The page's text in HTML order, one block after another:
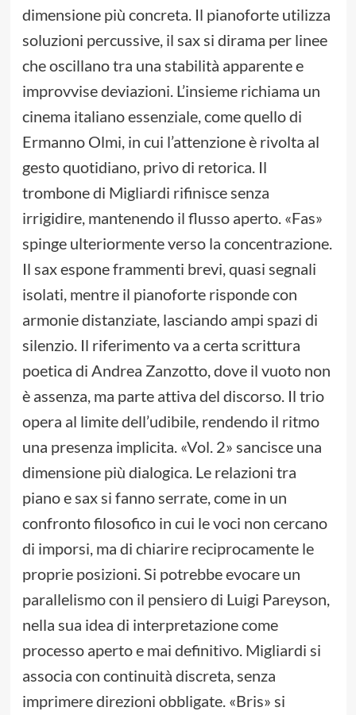
dimensione più concreta. Il pianoforte utilizza
soluzioni percussive, il sax si dirama per linee
che oscillano tra una stabilità apparente e
improvvise deviazioni. L’insieme richiama un
cinema italiano essenziale, come quello di
Ermanno Olmi, in cui l’attenzione è rivolta al
gesto quotidiano, privo di retorica. Il
trombone di Migliardi rifinisce senza
irrigidire, mantenendo il flusso aperto. «Fas»
spinge ulteriormente verso la concentrazione.
Il sax espone frammenti brevi, quasi segnali
isolati, mentre il pianoforte risponde con
armonie distanziate, lasciando ampi spazi di
silenzio. Il riferimento va a certa scrittura
poetica di Andrea Zanzotto, dove il vuoto non
è assenza, ma parte attiva del discorso. Il trio
opera al limite dell’udibile, rendendo il ritmo
una presenza implicita. «Vol. 2» sancisce una
dimensione più dialogica. Le relazioni tra
piano e sax si fanno serrate, come in un
confronto filosofico in cui le voci non cercano
di imporsi, ma di chiarire reciprocamente le
proprie posizioni. Si potrebbe evocare un
parallelismo con il pensiero di Luigi Pareyson,
nella sua idea di interpretazione come
processo aperto e mai definitivo. Migliardi si
associa con continuità discreta, senza
imprimere direzioni obbligate. «Bris» si